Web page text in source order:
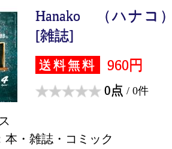
Hanako （ハナコ
[雑誌]
送料無料 960円
0点 / 0件
本・雑誌・コミック